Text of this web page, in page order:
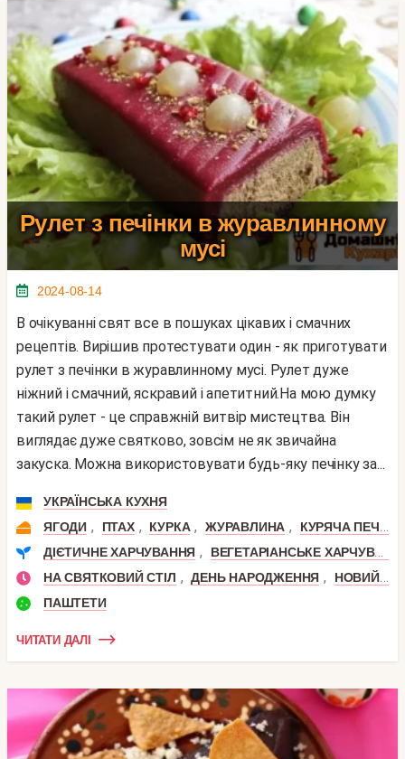
Рулет з печінки в журавлинному
мусі
2024-08-14
В очікуванні свят все в пошуках цікавих і смачних
рецептів. Вирішив протестувати один - як приготувати
рулет з печінки в журавлинному мусі. Рулет дуже
ніжний і смачний, яскравий і апетитний.На мою думку
такий рулет - це справжній витвір мистецтва. Він
виглядає дуже святково, зовсім не як звичайна
закуска. Можна використовувати будь-яку печінку за...
УКРАЇНСЬКА КУХНЯ
ЯГОДИ , ПТАХ , КУРКА , ЖУРАВЛИНА ,
КУРЯЧА ПЕЧІНКА
ДІЄТИЧНЕ ХАРЧУВАННЯ ,
ВЕГЕТАРІАНСЬКЕ ХАРЧУВАННЯ
НА СВЯТКОВИЙ СТІЛ , ДЕНЬ НАРОДЖЕННЯ ,
НОВИЙ РІК
ПАШТЕТИ
ЧИТАТИ ДАЛІ